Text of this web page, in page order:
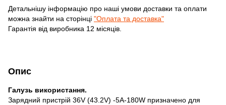
Опис
Галузь використання.
Зарядний пристрій 36V (43.2V) -5A-180W призначено для
Детальнішу інформацію про наші умови доставки та оплати
можна знайти на сторінці "Оплата та доставка"
Гарантія від виробника 12 місяців.